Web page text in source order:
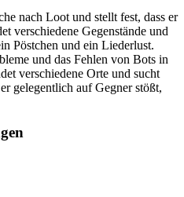
nach Loot und stellt fest, dass er
verschiedene Gegenstände und
Pöstchen und ein Liederlust.
und das Fehlen von Bots in
verschiedene Orte und sucht
gelegentlich auf Gegner stößt,